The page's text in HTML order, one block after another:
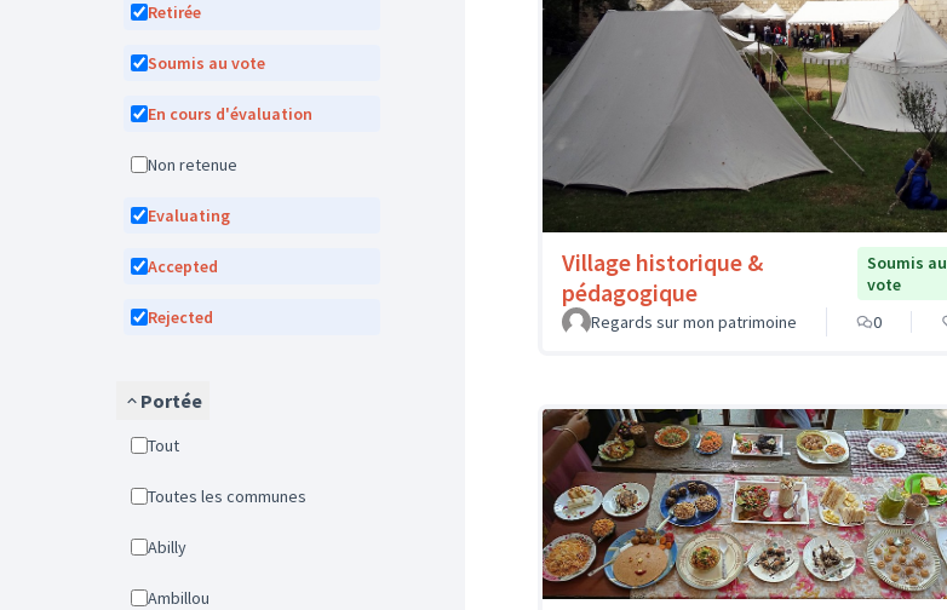
Retirée
Soumis au vote
En cours d'évaluation
Non retenue
Evaluating
Accepted
Rejected
Portée
Tout
Toutes les communes
Abilly
Ambillou
Village historique &
pédagogique
Soumis au
vote
Regards sur mon patrimoine
0